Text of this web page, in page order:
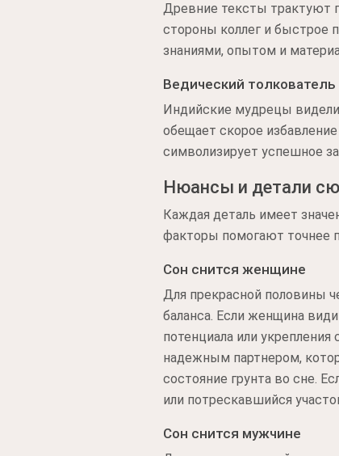
Древние тексты трактуют
стороны коллег и быстрое
знаниями, опытом и
Ведический толкователь
Индийские мудрецы
обещает скорое
символизирует успешное
Нюансы и детали
Каждая деталь имеет
факторы помогают точнее
Сон снится женщине
Для прекрасной половины
баланса. Если женщина
потенциала или
надежным партнером,
состояние грунта во сне.
или потрескавшийся
Сон снится мужчине